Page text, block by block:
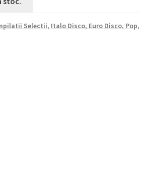
Selectii, Italo Disco, Euro Disco, Pop,